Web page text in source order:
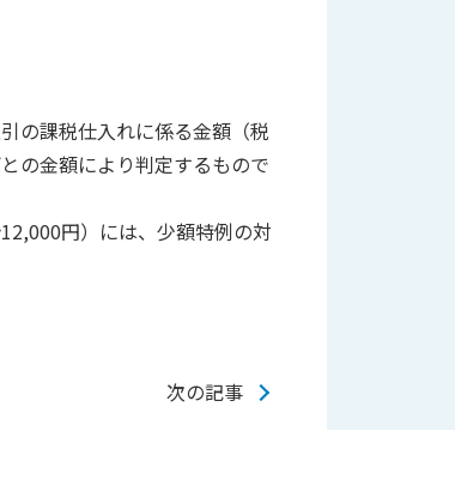
の課税仕入れに係る金額（税
の金額により判定するもので
円）には、少額特例の対
次の記事